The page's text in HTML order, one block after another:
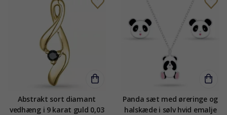
Abstrakt sort diamant
vedhæng i 9 karat guld 0,03
Panda sæt med øreringe og
halskæde i sølv hvid emalje